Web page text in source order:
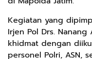
Kegiatan yang
Irjen Pol Drs.
khidmat dengan
personel Polri, ASN,